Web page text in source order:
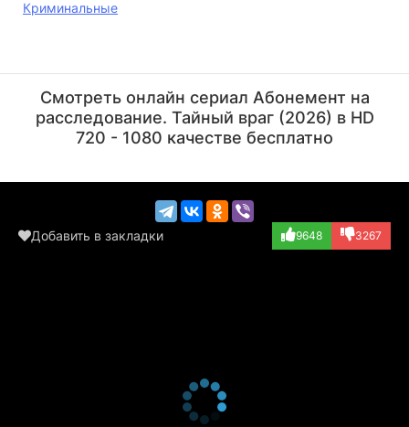
Криминальные
Смотреть онлайн сериал Абонемент на
расследование. Тайный враг (2026) в HD
720 - 1080 качестве бесплатно
Добавить в закладки 9648 3267